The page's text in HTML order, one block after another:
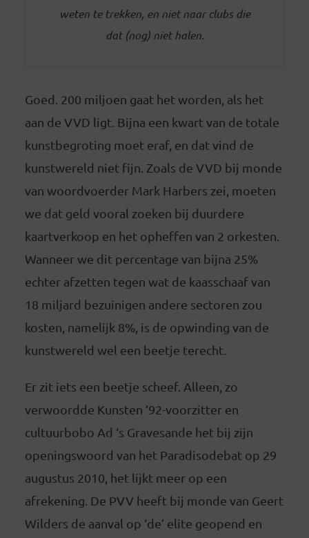
weten te trekken, en niet naar clubs die
dat (nog) niet halen.
Goed. 200 miljoen gaat het worden, als het
aan de VVD ligt. Bijna een kwart van de totale
kunstbegroting moet eraf, en dat vind de
kunstwereld niet fijn. Zoals de VVD bij monde
van woordvoerder Mark Harbers zei, moeten
we dat geld vooral zoeken bij duurdere
kaartverkoop en het opheffen van 2 orkesten.
Wanneer we dit percentage van bijna 25%
echter afzetten tegen wat de kaasschaaf van
18 miljard bezuinigen andere sectoren zou
kosten, namelijk 8%, is de opwinding van de
kunstwereld wel een beetje terecht.
Er zit iets een beetje scheef. Alleen, zo
verwoordde Kunsten ’92-voorzitter en
cultuurbobo Ad ‘s Gravesande het bij zijn
openingswoord van het Paradisodebat op 29
augustus 2010, het lijkt meer op een
afrekening. De PVV heeft bij monde van Geert
Wilders de aanval op ‘de’ elite geopend en